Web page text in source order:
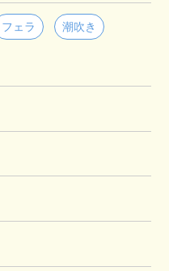
フェラ 潮吹き